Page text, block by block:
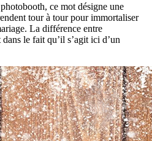
ce mot désigne une
tour à tour pour immortaliser
La différence entre
le fait qu’il s’agit ici d’un